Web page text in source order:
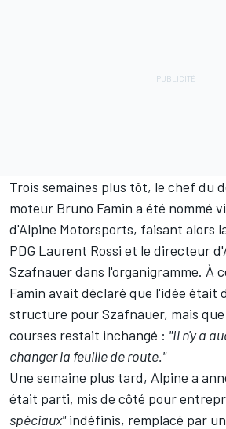
Trois semaines plus tôt, le chef du
moteur Bruno Famin a été nommé
d'Alpine Motorsports, faisant alors
PDG Laurent Rossi et le directeur
Szafnauer dans l'organigramme. À
Famin avait déclaré que l'idée était
structure pour Szafnauer, mais
courses restait inchangé : "Il n'y a
changer la feuille de route."
Une semaine plus tard, Alpine a
était parti, mis de côté pour
spéciaux"indéfinis, remplacé par